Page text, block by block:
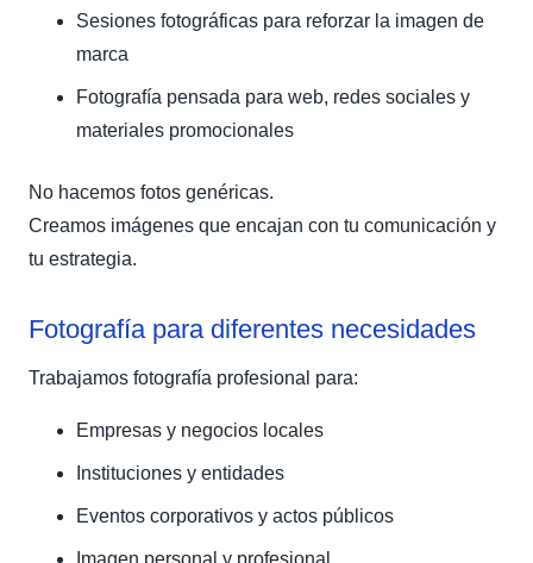
Sesiones fotográficas para reforzar la imagen de
marca
Fotografía pensada para web, redes sociales y
materiales promocionales
No hacemos fotos genéricas.
Creamos imágenes que encajan con tu comunicación y
tu estrategia.
Fotografía para diferentes necesidades
Trabajamos fotografía profesional para:
Empresas y negocios locales
Instituciones y entidades
Eventos corporativos y actos públicos
Imagen personal y profesional